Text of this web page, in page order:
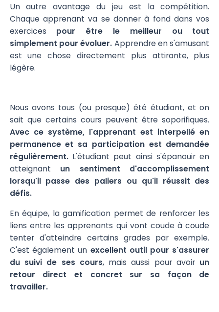
Un autre avantage du jeu est la compétition.
Chaque apprenant va se donner à fond dans vos
exercices pour être le meilleur ou tout
simplement pour évoluer. Apprendre en s'amusant
est une chose directement plus attirante, plus
légère.
Nous avons tous (ou presque) été étudiant, et on
sait que certains cours peuvent être soporifiques.
Avec ce système, l'apprenant est interpellé en
permanence et sa participation est demandée
régulièrement.L'étudiant peut ainsi s'épanouir en
atteignant un sentiment d'accomplissement
lorsqu'il passe des paliers ou qu'il réussit des
défis.
En équipe, la gamification permet de renforcer les
liens entre les apprenants qui vont coude à coude
tenter d'atteindre certains grades par exemple.
C'est également un excellent outil pour s'assurer
du suivi de ses cours, mais aussi pour avoir un
retour direct et concret sur sa façon de
travailler.